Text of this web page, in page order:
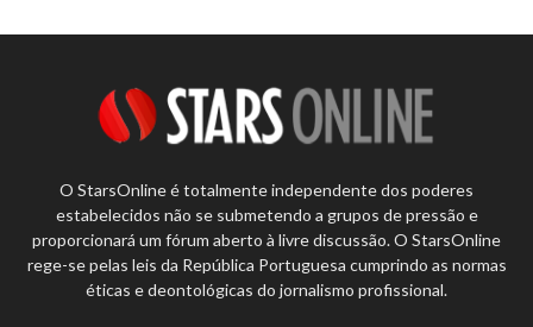
O StarsOnline é totalmente independente dos poderes
estabelecidos não se submetendo a grupos de pressão e
proporcionará um fórum aberto à livre discussão. O StarsOnline
rege-se pelas leis da República Portuguesa cumprindo as normas
éticas e deontológicas do jornalismo profissional.